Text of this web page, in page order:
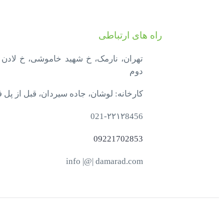
راه های ارتباطی
دوم
کارخانه: لوشان، جاده سیردان، قبل از پل
021-۲۲۱۲8456
09221702853
info |@| damarad.com